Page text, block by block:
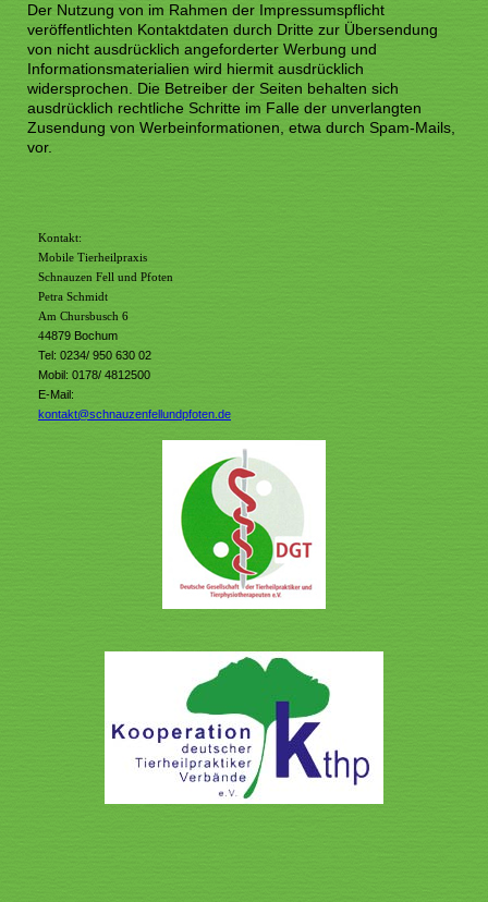
Der Nutzung von im Rahmen der Impressumspflicht
veröffentlichten Kontaktdaten durch Dritte zur Übersendung
von nicht ausdrücklich angeforderter Werbung und
Informationsmaterialien wird hiermit ausdrücklich
widersprochen. Die Betreiber der Seiten behalten sich
ausdrücklich rechtliche Schritte im Falle der unverlangten
Zusendung von Werbeinformationen, etwa durch Spam-Mails,
vor.
Kontakt:
Mobile Tierheilpraxis
Schnauzen Fell und Pfoten
Petra Schmidt
Am Chursbusch 6
44879 Bochum
Tel: 0234/ 950 630 02
Mobil: 0178/ 4812500
E-Mail:
kontakt@schnauzenfellundpfoten.de